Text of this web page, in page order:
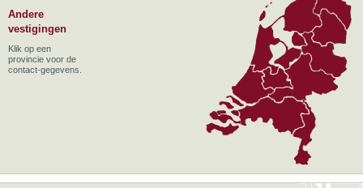
Andere
vestigingen
Klik op een
provincie voor de
contact-gegevens.